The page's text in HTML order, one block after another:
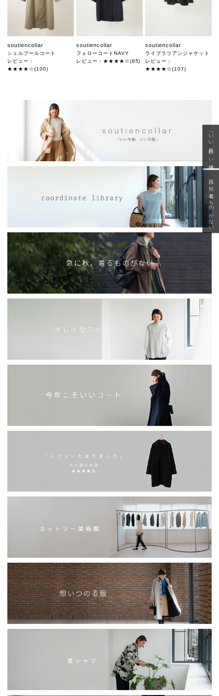
soutiencollar
シェルブールコート
レビュー：
★★★★☆(100)
soutiencollar
フォローコートNAVY
レビュー：★★★★☆(85)
soutiencollar
ライブラリアンジャケット
レビュー：
★★★★☆(107)
「いい年齢 いい洋服」
急に秋、着るものがない